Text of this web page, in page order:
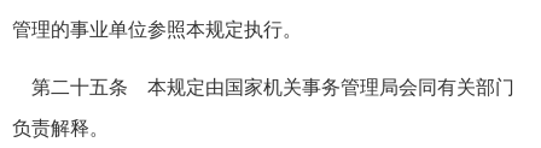
管理的事业单位参照本规定执行。
第二十五条 本规定由国家机关事务管理局会同有关部门
负责解释。